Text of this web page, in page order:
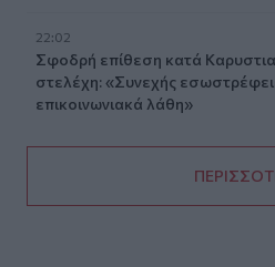
22:02
Σφοδρή επίθεση κατά
στελέχη: «Συνεχής
επικοινωνιακά λάθη»